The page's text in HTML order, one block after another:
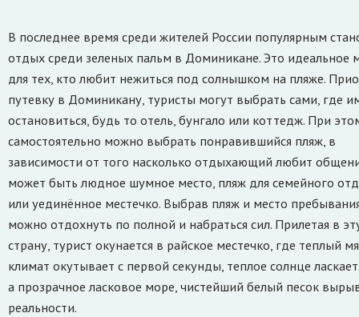
В последнее время среди жителей России популярным
отдых среди зеленых пальм в Доминикане. Это идеальное
для тех, кто любит нежиться под солнышком на пляже.
путевку в Доминикану, туристы могут выбрать сами, где
остановиться, будь то отель, бунгало или коттедж. При
самостоятельно можно выбрать понравившийся пляж, в
зависимости от того насколько отдыхающий любит
может быть людное шумное место, пляж для семейного
или уединённое местечко. Выбрав пляж и место
можно отдохнуть по полной и набраться сил. Прилетая в
страну, турист окунается в райское местечко, где теплый
климат окутывает с первой секунды, теплое солнце
а прозрачное ласковое море, чистейший белый песок
реальности.